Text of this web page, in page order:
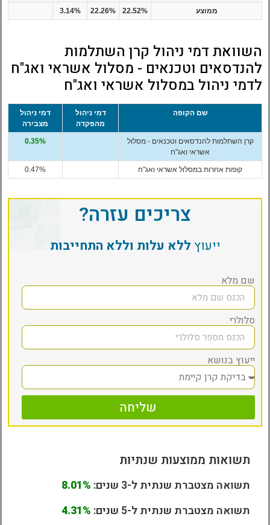
ממוצע 22.52%
22.26%
3.14%
השוואת דמי ניהול קרן השתלמות
להנדסאים וטכנאים - מסלול אשראי ואג"ח
לדמי ניהול במסלול אשראי ואג"ח
שם הקופה
דמי ניהול
מהפקדה
דמי ניהול
מצבירה
קרן השתלמות להנדסאים וטכנאים - מסלול
אשראי ואג"ח
0.35%
קופות אחרות במסלול אשראי ואג"ח 0.47%
צריכים עזרה?
ייעוץללא עלות וללא התחייבות
שם מלא
סלולרי
ייעוץ בנושא
שליחה
תשואות ממוצעות שנתיות
תשואה מצטברת שנתית ל-3 שנים:
8.01%
תשואה מצטברת שנתית ל-5 שנים:
4.31%